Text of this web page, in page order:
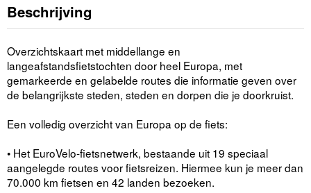
Beschrijving
Overzichtskaart met middellange en
langeafstandsfietstochten door heel Europa, met
gemarkeerde en gelabelde routes die informatie geven over
de belangrijkste steden, steden en dorpen die je doorkruist.
Een volledig overzicht van Europa op de fiets:
• Het EuroVelo-fietsnetwerk, bestaande uit 19 speciaal
aangelegde routes voor fietsreizen. Hiermee kun je meer dan
70.000 km fietsen en 42 landen bezoeken.